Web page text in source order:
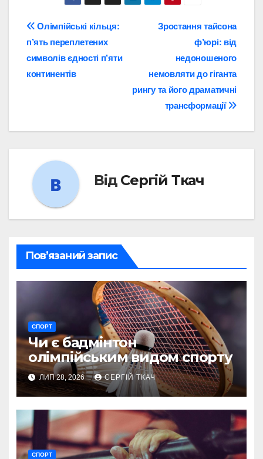
Навігація
записів
Зростання тайсона
ф’юрі: від
недоношеного
немовляти до гіганта
рингу та його драматичні
трансформації
Олімпійські кільця:
п’ять переплетених
символів єдності п’яти
континентів
Від Сергій Ткач
Пов’язаний запис
СПОРТ
Чи є бадмінтон
олімпійським видом спорту
ЛИП 28, 2026 СЕРГІЙ ТКАЧ
СПОРТ